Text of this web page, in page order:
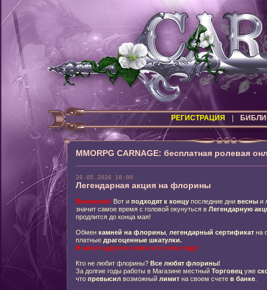
РЕГИСТРАЦИЯ
MMORPG CARNAGE: бесплатная ролевая
26.05.2026 18:00
Легендарная акция на флорины
Внимание! Вот и подходят к концупоследние дни весныи
значит самое время с головой окунуться в Легендарную
продлится до конца мая!
Обмен камней на флорины, легендарный сертификатна
платные драгоценные шкатулки.
И много другого нового в этом году!
Кто не любит флорины? Все любят флорины!
За долгие годы работы в Магазине местныйТорговец уже
что превысилвозможный лимитна своем счете в банке.